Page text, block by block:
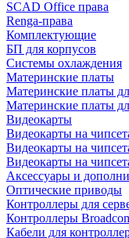
SCAD Office права
Renga-права
Комплектующие
БП для корпусов
Системы охлаждения
Материнские платы
Материнские платы
Материнские платы
Видеокарты
Видеокарты на
Видеокарты на
Видеокарты на
Аксессуары и
Оптические приводы
Контроллеры для
Контроллеры
Кабели для